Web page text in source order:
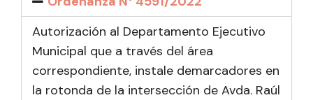
Autorización al Departamento Ejecutivo
Municipal que a través del área
correspondiente, instale demarcadores en
la rotonda de la intersección de Avda. Raúl